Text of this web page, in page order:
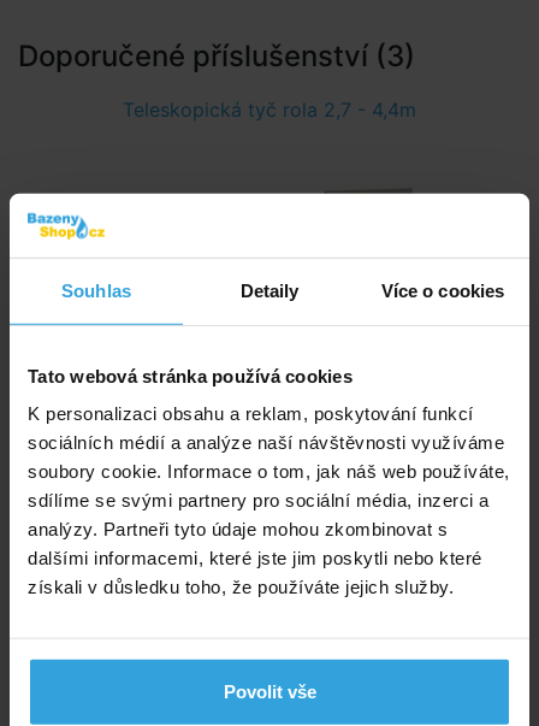
Souhlas Detaily Více o cookies
Tato webová stránka používá cookies
K personalizaci obsahu a reklam, poskytování funkcí
sociálních médií a analýze naší návštěvnosti využíváme
soubory cookie. Informace o tom, jak náš web používáte,
sdílíme se svými partnery pro sociální média, inzerci a
analýzy. Partneři tyto údaje mohou zkombinovat s
dalšími informacemi, které jste jim poskytli nebo které
získali v důsledku toho, že používáte jejich služby.
Povolit vše
Doporučené příslušenství (3)
Teleskopická tyč rola 2,7 - 4,4m
Skladem 5 ks
ve středu u vás
4 125,- Kč
do košíku
Teleskopická tyč rola 3,7 - 5,4m